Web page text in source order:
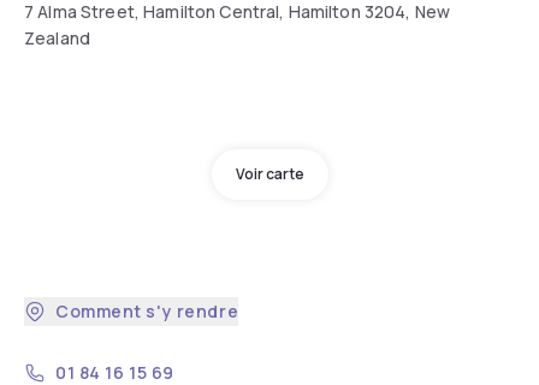
7 Alma Street, Hamilton Central, Hamilton 3204, New
Zealand
Voir carte
Comment s'y rendre
01 84 16 15 69